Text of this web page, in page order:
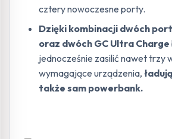
cztery nowoczesne porty.
Dzięki kombinacji dwóch
oraz dwóch GC Ultra Charge
jednocześnie zasilić nawet trzy
wymagające urządzenia,
także sam powerbank.